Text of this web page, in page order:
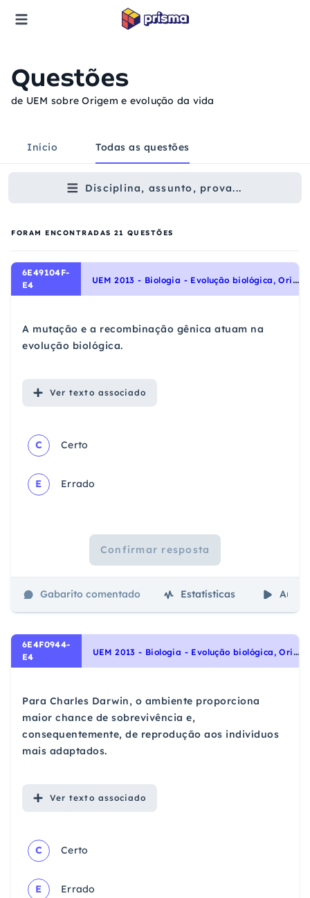
Questões
de UEM sobre Origem e evolução da vida
Início Todas as questões
Disciplina, assunto, prova...
FORAM ENCONTRADAS 21 QUESTÕES
6E49104F-
E4
U
EM 2013 - Biologia - Evolução biológica, Origem e evolução da vida
A mutação e a recombinação gênica atuam na
evolução biológica.
Ver texto associado
C Certo
E Errado
Confirmar resposta
Gabarito comentado Estatísticas Aulas
6E4F0944-
E4
U
EM 2013 - Biologia - Evolução biológica, Origem e evolução da vida
Para Charles Darwin, o ambiente proporciona
maior chance de sobrevivência e,
consequentemente, de reprodução aos indivíduos
mais adaptados.
Ver texto associado
C Certo
E Errado